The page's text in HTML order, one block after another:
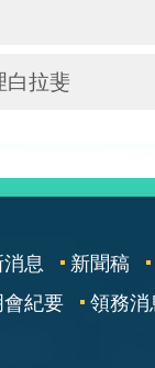
白拉斐
息 新聞稿
會紀要 領務消